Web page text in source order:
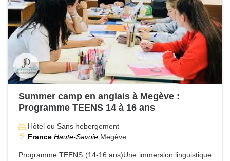
Summer camp en anglais à Megève :
Programme TEENS 14 à 16 ans
Hôtel ou Sans hebergement
France Haute-Savoie Megève
Programme TEENS (14-16 ans)Une immersion linguistique